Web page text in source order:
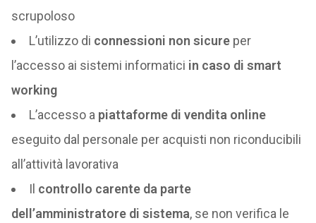
scrupoloso
L’utilizzo di connessioni non sicureper
l’accesso ai sistemi informatici in caso di smart
working
L’accesso a piattaforme di vendita online
eseguito dal personale per acquisti non riconducibili
all’attività lavorativa
Il controllo carente da parte
dell’amministratore di sistema, se non verifica le